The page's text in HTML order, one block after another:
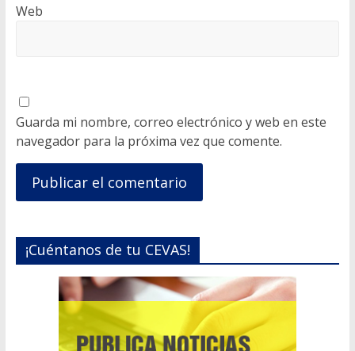
Web
Guarda mi nombre, correo electrónico y web en este
navegador para la próxima vez que comente.
¡Cuéntanos de tu CEVAS!